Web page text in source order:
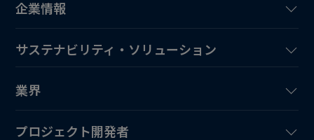
企業情報
サステナビリティ・ソリューション
業界
プロジェクト開発者